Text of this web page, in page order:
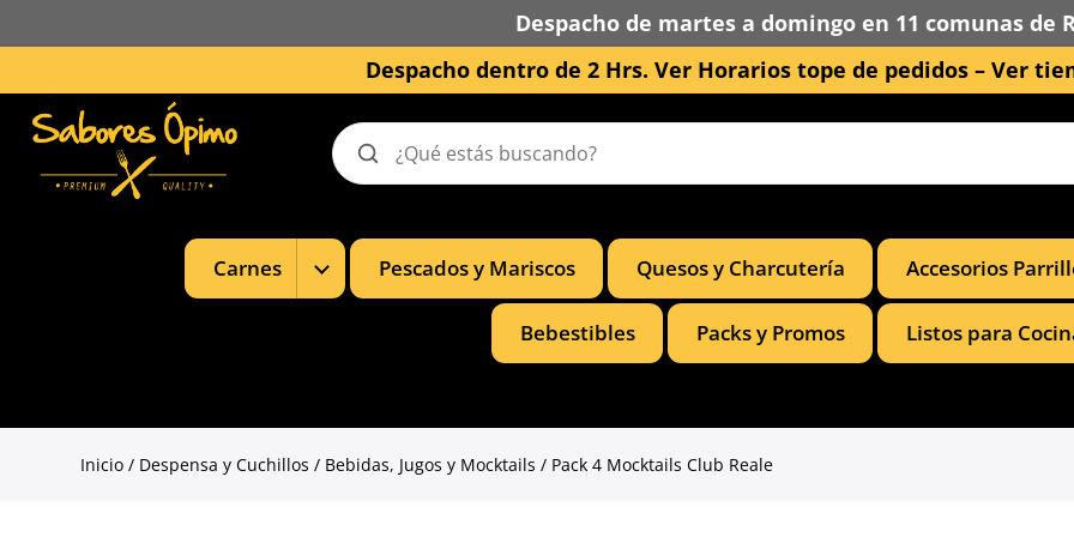
Despacho de martes a domingo en 11 comunas de
Despacho dentro de 2 Hrs. Ver Horarios tope de pedidos – Ver
Buscar
Carnes
Mostrar
subcategoríasPescados y Mariscos Quesos y Charcutería Accesorios
Bebestibles Packs y Promos Listos para
Inicio / Despensa y Cuchillos / Bebidas, Jugos y Mocktails / Pack 4 Mocktails Club Reale